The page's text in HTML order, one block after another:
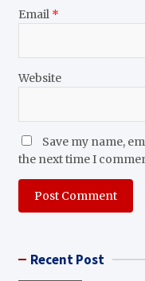
Email *
Website
Save my name,
the next time I
Recent Post